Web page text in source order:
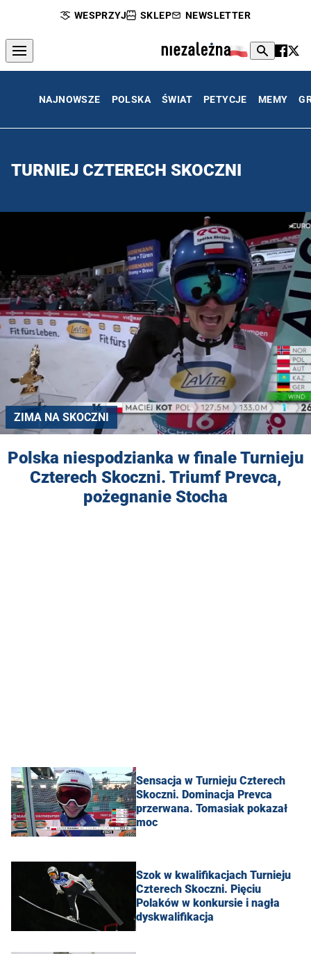
WESPRZYJ SKLEP NEWSLETTER
NAJNOWSZE POLSKA ŚWIAT PETYCJE MEMY
TURNIEJ CZTERECH SKOCZNI
ZIMA NA SKOCZNI
Polska niespodzianka w finale Turnieju
Czterech Skoczni. Triumf Prevca,
pożegnanie Stocha
Sensacja w Turnieju Czterech
Skoczni. Dominacja Prevca
przerwana. Tomasiak pokazał
moc
Szok w kwalifikacjach Turnieju
Czterech Skoczni. Pięciu
Polaków w konkursie i nagła
dyskwalifikacja